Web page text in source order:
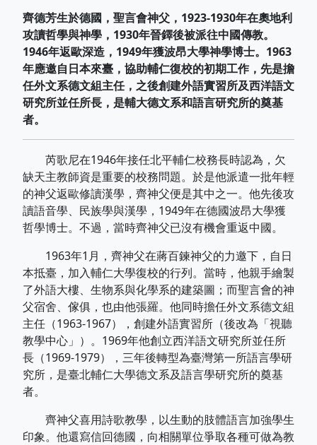
齊德芳生於德國，聖言會神父，1923-1930年在奧地利
攻讀哲學與神學，1930年晉鐸後被派往中國傳教。
1946年返歐深造，1949年獲波昂大學神學博士。1963
年應邀自日本來臺，協助輔仁復校的初期工作，先是擔
任外文系德文組主任，之後創建外語實習所及西洋語文
研究所並任所長，是輔大德文系和語言研究所的奠基
者。
芮歌尼在1946年接任北平輔仁校務長時認為，欠
缺天主教師資是重要的校務問題。於是他派遣一批年輕
的神父返歐修讀漢學，齊神父便是其中之一。他先後攻
讀語音學、民族學與漢學，1949年在德國波昂大學獲
哲學博士。不過，當時齊神父已沒有機會重返中國。
1963年1月，齊神父在蔣百鍊神父的力邀下，自日
本抵臺，加入輔仁大學復校的行列。當時，他親手繪製
了外語大樓、生物系與化學系的建築圖；而聖言會的神
父宿舍、傢俱，也由他張羅。他同時擔任外文系德文組
主任（1963-1967），創建外語實習所（後改為「視聽
教學中心」）。1969年他創立西洋語文研究所並任所
長（1969-1979），三年後轉型為臺灣第一所語言學研
究所，是臺北輔仁大學德文系及語言學研究所的奠基
者。
齊神父喜用詩歌教學，以生動的肢體語言加強學生
印象。他還寫信回德國，向相關單位爭取各種可做為教